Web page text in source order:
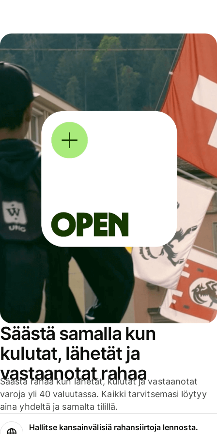
Säästä samalla kun
kulutat, lähetät ja
vastaanotat rahaa
Säästä rahaa kun lähetät, kulutat ja vastaanotat
varoja yli 40 valuutassa. Kaikki tarvitsemasi löytyy
aina yhdeltä ja samalta tilillä.
Hallitse kansainvälisiä rahansiirtoja lennosta.